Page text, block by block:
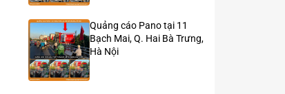
Quảng cáo Pano tại 11
Bạch Mai, Q. Hai Bà Trưng,
Hà Nội